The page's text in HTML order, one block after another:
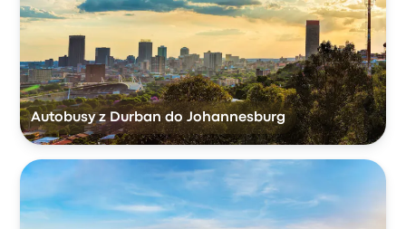
Autobusy z Durban do Johannesburg